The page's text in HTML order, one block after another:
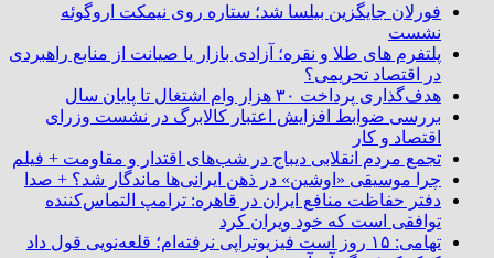
فورلان جایگزین بیلسا شد؛ ستاره روی نیمکت اروگوئه
نشست
پلتفرم ‌های طلا و نقره؛ آزادی بازار یا صیانت از منابع راهبردی
در اقتصاد تحریمی؟
هدف‌گذاری پرداخت ۳۰ هزار وام اشتغال تا پایان سال
بررسی ضوابط افزایش اعتبار کالابرگ در نشست وزرای
اقتصاد و کار
تجمع مردم انقلابی دیباج در شب‌های اقتدار و مقاومت + فیلم
چرا موسیقی «اوشین» در ذهن ایرانی‌ها ماندگار شد؟ + صدا
دفتر حفاظت منافع ایران در قاهره: ترامپ التماس‌کننده
توافقی است که خود ویران کرد
تهامی: ۱۵ روز است فیزیوتراپی نرفته‌ام؛ قلعه‌نویی قول داد